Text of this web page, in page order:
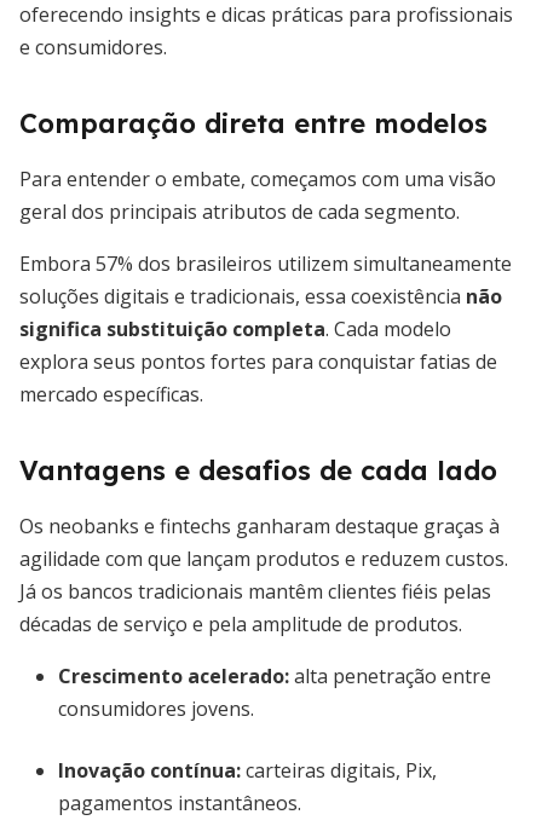
oferecendo insights e dicas práticas para profissionais
e consumidores.
Comparação direta entre modelos
Para entender o embate, começamos com uma visão
geral dos principais atributos de cada segmento.
Embora 57% dos brasileiros utilizem simultaneamente
soluções digitais e tradicionais, essa coexistência não
significa substituição completa. Cada modelo
explora seus pontos fortes para conquistar fatias de
mercado específicas.
Vantagens e desafios de cada lado
Os neobanks e fintechs ganharam destaque graças à
agilidade com que lançam produtos e reduzem custos.
Já os bancos tradicionais mantêm clientes fiéis pelas
décadas de serviço e pela amplitude de produtos.
Crescimento acelerado:alta penetração entre
consumidores jovens.
Inovação contínua:carteiras digitais, Pix,
pagamentos instantâneos.